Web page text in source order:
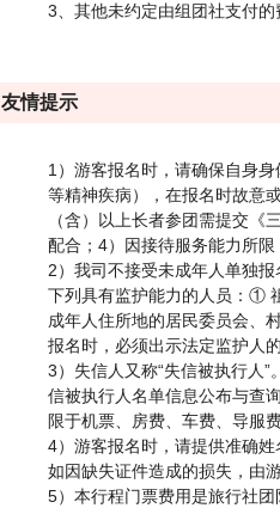
3、其他未约定由组团社支付
友情提示
1）游客报名时，请确保自身
等精神疾病），在报名时故意
（含）以上长者参团需提交
配合；4）因接待服务能力所
2）我司不接受未成年人单独
下列具有监护能力的人员：①
成年人住所地的居民委员会、
报名时，必须出示法定监护人
3）失信人又称“失信被执行人
信被执行人名单信息公布与查
限于机票、房费、车费、导服
4）游客报名时，请提供准确
如因缺失证件造成的损失，由
5）本行程门票费用是旅行社